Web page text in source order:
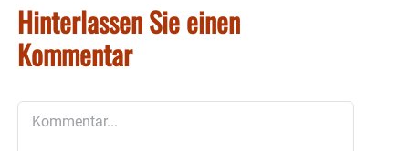
Hinterlassen Sie einen
Kommentar